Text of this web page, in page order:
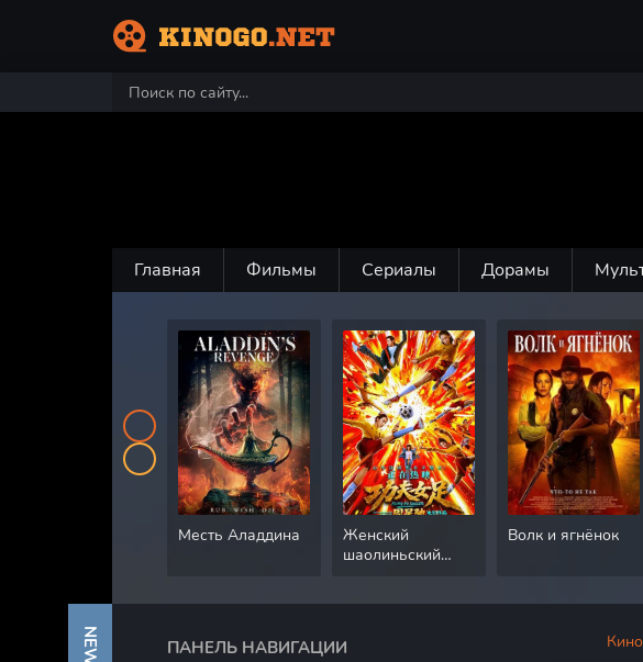
Главная Фильмы Сериалы Дорамы
Месть Аладдина
Женский
шаолиньский
Волк и ягнёнок
ПАНЕЛЬ НАВИГАЦИИ
NEW